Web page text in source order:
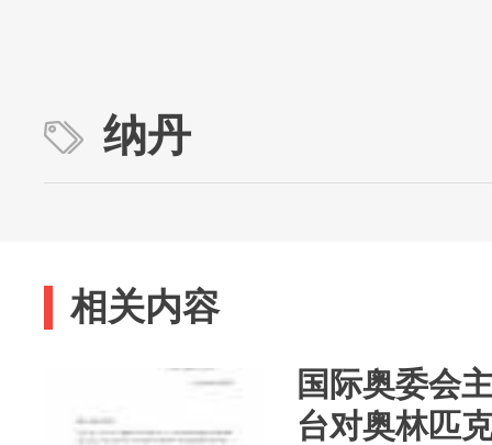
纳丹
相关内容
国际奥委会
台对奥林匹